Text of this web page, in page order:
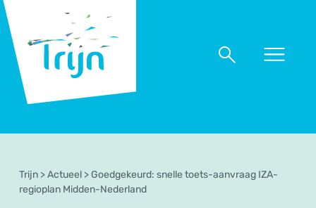
Trijn
Naar
Naar
Trijn >Actueel > Goedgekeurd: snelle toets-aanvraag IZA-
regioplan Midden-Nederland